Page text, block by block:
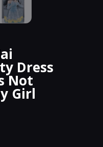
Dress
Not
Girl